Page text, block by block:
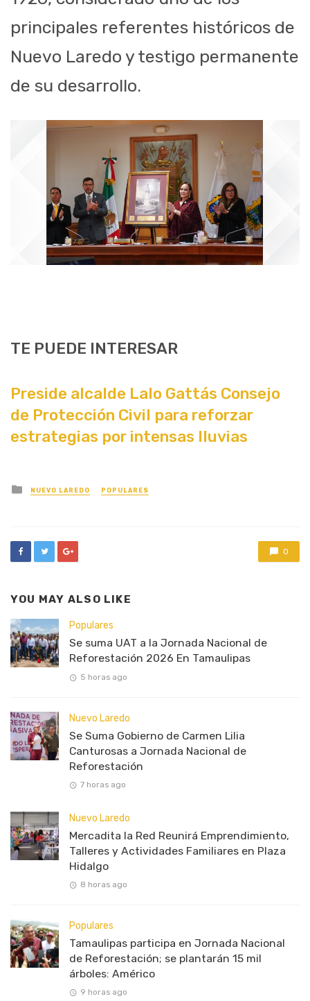
principales referentes históricos de
Nuevo Laredo y testigo permanente
de su desarrollo.
TE PUEDE INTERESAR
Preside alcalde Lalo Gattás Consejo
de Protección Civil para reforzar
estrategias por intensas lluvias
Posted
in
NUEVO LAREDO POPULARES
0
YOU MAY ALSO LIKE
Populares
Se suma UAT a la Jornada Nacional de
Reforestación 2026 En Tamaulipas
5 horas ago
Nuevo Laredo
Se Suma Gobierno de Carmen Lilia
Canturosas a Jornada Nacional de
Reforestación
7 horas ago
Nuevo Laredo
Mercadita la Red Reunirá Emprendimiento,
Talleres y Actividades Familiares en Plaza
Hidalgo
8 horas ago
Populares
Tamaulipas participa en Jornada Nacional
de Reforestación; se plantarán 15 mil
árboles: Américo
9 horas ago